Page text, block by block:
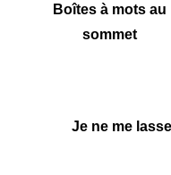
Boîtes à mots au
sommet
Je ne me